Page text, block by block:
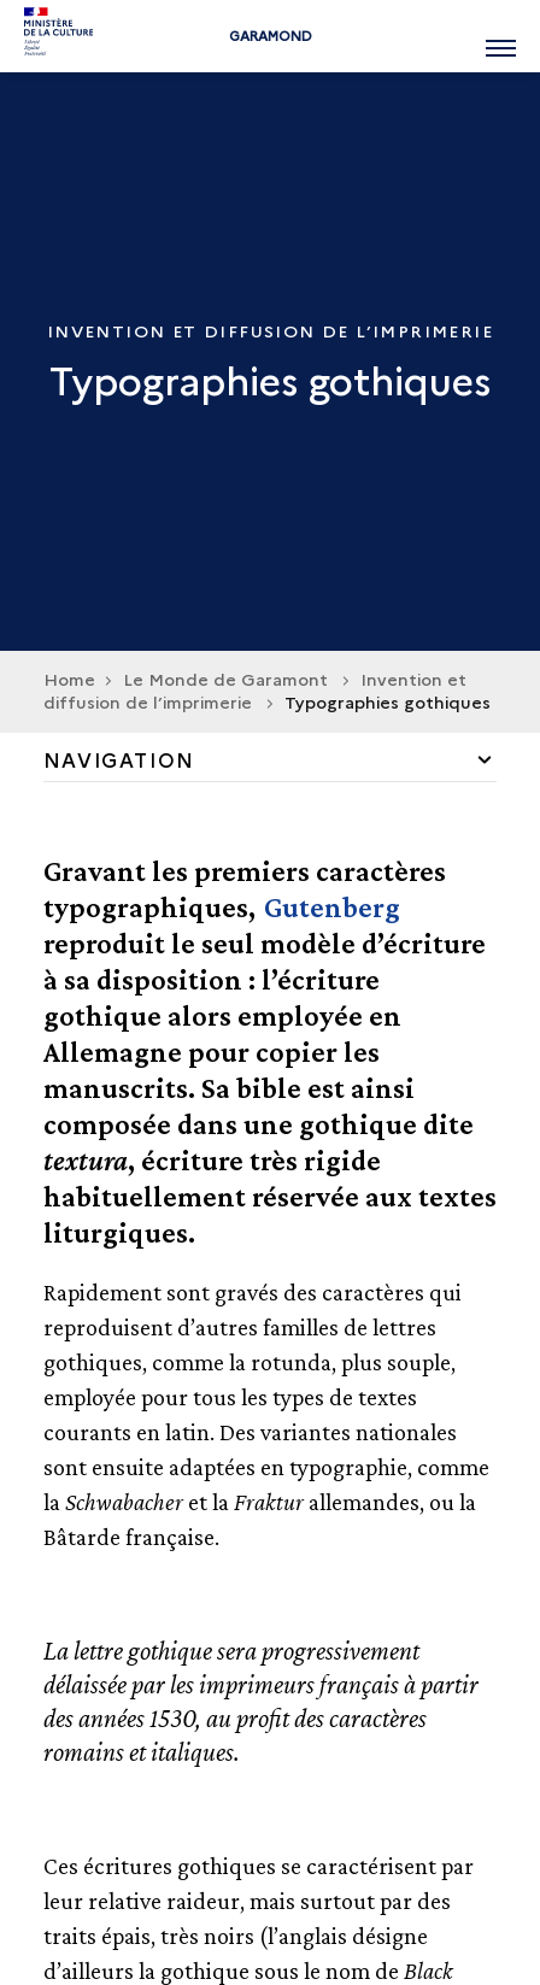
GARAMOND Menu
INVENTION ET DIFFUSION DE L’IMPRIMERIE
Typographies gothiques
Home Le Monde de Garamont
Invention et
diffusion de l’imprimerie
Typographies gothiques
NAVIGATION
TECHNIQUE TYPOGRAPHIQUE
DIFFUSION DE L’IMPRIMERIE EN EUROPE
DÉBUTS DE LA TYPOGRAPHIE PARISIENNE
PREMIÈRES MISES EN PAGE
TYPOGRAPHIES GOTHIQUES
TYPOGRAPHIES ITALIENNES
L’IMAGE IMPRIMÉE
LE LIVRE MODERNE
LA RENAISSANCE ET LE LIVRE
L’EXERCICE DU MÉTIER
LES GENS DU LIVRE
Gravant les premiers caractères
typographiques, Gutenberg
reproduit le seul modèle d’écriture
à sa disposition : l’écriture
gothique alors employée en
Allemagne pour copier les
manuscrits. Sa bible est ainsi
composée dans une gothique dite
textura, écriture très rigide
habituellement réservée aux textes
liturgiques.
Rapidement sont gravés des caractères qui
reproduisent d’autres familles de lettres
gothiques, comme la rotunda, plus souple,
employée pour tous les types de textes
courants en latin. Des variantes nationales
sont ensuite adaptées en typographie, comme
la Schwabacheret la Frakturallemandes, ou la
Bâtarde française.
La lettre gothique sera progressivement
délaissée par les imprimeurs français à partir
des années 1530, au profit des caractères
romains et italiques.
Ces écritures gothiques se caractérisent par
leur relative raideur, mais surtout par des
traits épais, très noirs (l’anglais désigne
d’ailleurs la gothique sous le nom de Black